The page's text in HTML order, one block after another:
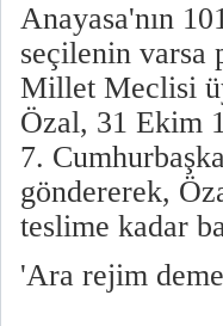
Anayasa'nın
seçilenin
Millet Meclisi
Özal, 31 Ekim
7.
göndererek,
teslime kadar
'Ara rejim